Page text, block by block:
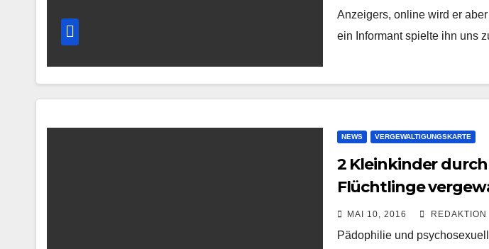
Anzeigers, online wird er
ein Informant spielte ihn uns
NEWS VERGEWALTIGUNGSKARTE
2 Kleinkinder
Flüchtlinge
Salzburg und
MAI 10, 2016 REDAKTION
Pädophilie und